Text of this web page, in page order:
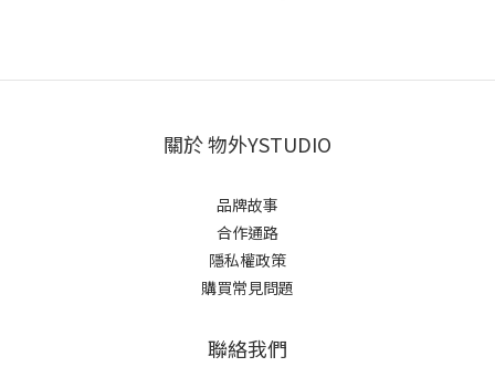
關於 物外YSTUDIO
品牌故事
合作通路
隱私權政策
購買常見問題
聯絡我們